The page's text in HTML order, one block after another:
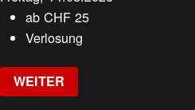
abCHF 25
Verlosung
WEITER